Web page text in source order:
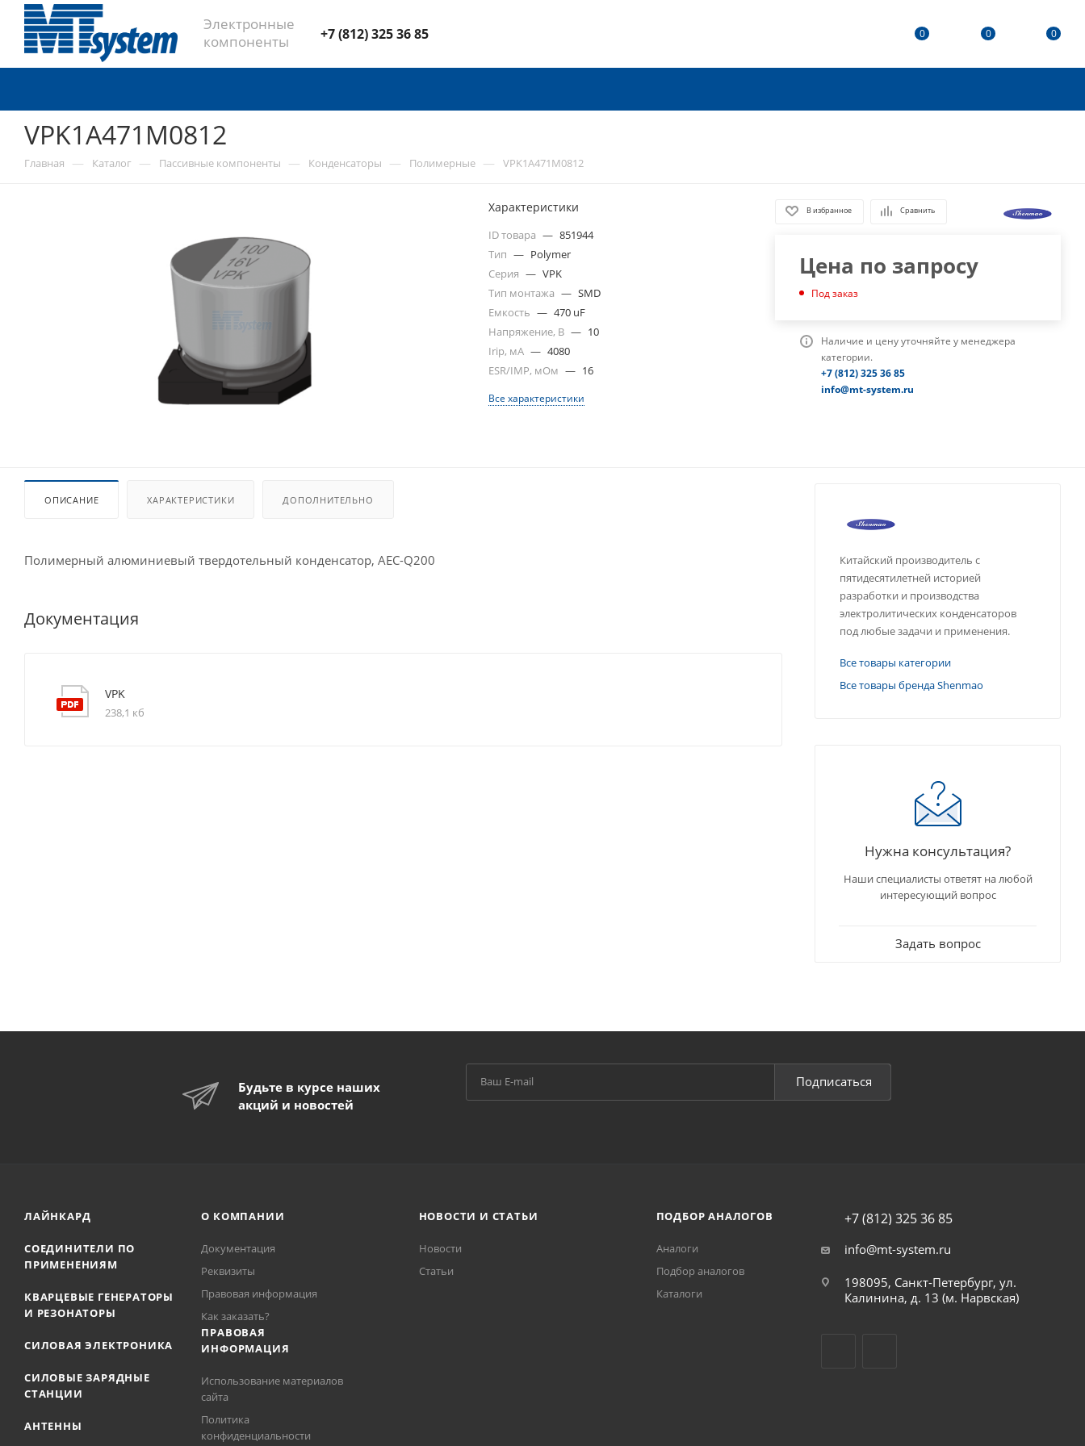
Электронные
компоненты
+7 (812) 325 36 85 0 0 0
VPK1A471M0812
Главная — Каталог — Пассивные компоненты — Конденсаторы — Полимерные — VPK1A471M0812
Характеристики
ID товара — 851944
Тип — Polymer
Серия — VPK
Тип монтажа — SMD
Емкость — 470 uF
Напряжение, В — 10
Irip, мА — 4080
ESR/IMP, мОм — 16
Все характеристики
В избранное Сравнить
Цена по запросу
Под заказ
Наличие и цену уточняйте у менеджера
категории.
+7 (812) 325 36 85
info@mt-system.ru
ОПИСАНИЕ ХАРАКТЕРИСТИКИ ДОПОЛНИТЕЛЬНО
Полимерный алюминиевый твердотельный конденсатор, AEC-Q200
Документация
VPK
238,1 кб
Китайский производитель с
пятидесятилетней историей
разработки и производства
электролитических конденсаторов
под любые задачи и применения.
Все товары категории
Все товары бренда Shenmao
Нужна консультация?
Наши специалисты ответят на любой
интересующий вопрос
Задать вопрос
Будьте в курсе наших
акций и новостей
Подписаться
ЛАЙНКАРД
СОЕДИНИТЕЛИ ПО
ПРИМЕНЕНИЯМ
КВАРЦЕВЫЕ ГЕНЕРАТОРЫ
И РЕЗОНАТОРЫ
СИЛОВАЯ ЭЛЕКТРОНИКА
СИЛОВЫЕ ЗАРЯДНЫЕ
СТАНЦИИ
АНТЕННЫ
О КОМПАНИИ
Документация
Реквизиты
Правовая информация
Как заказать?
ПРАВОВАЯ
ИНФОРМАЦИЯ
Использование материалов
сайта
Политика
конфиденциальности
НОВОСТИ И СТАТЬИ
Новости
Статьи
ПОДБОР АНАЛОГОВ
Аналоги
Подбор аналогов
Каталоги
+7 (812) 325 36 85
info@mt-system.ru
198095, Санкт-Петербург, ул.
Калинина, д. 13 (м. Нарвская)